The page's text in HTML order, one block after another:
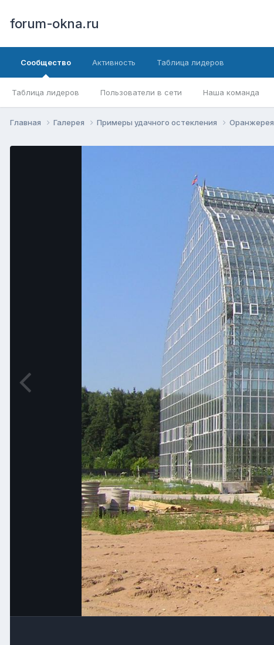
forum-okna.ru
Сообщество
Таблица лидеров Пользователи в сети Наша команда
Активность Таблица лидеров
Главная Галерея Примеры удачного остекления Оранжерея